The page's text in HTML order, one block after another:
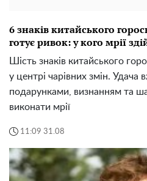
6 знаків китайського
готує ривок: у кого мрії
Шість знаків китайського
у центрі чарівних змін. Удача
подарунками, визнанням та
виконати мрії
11:09 31.08